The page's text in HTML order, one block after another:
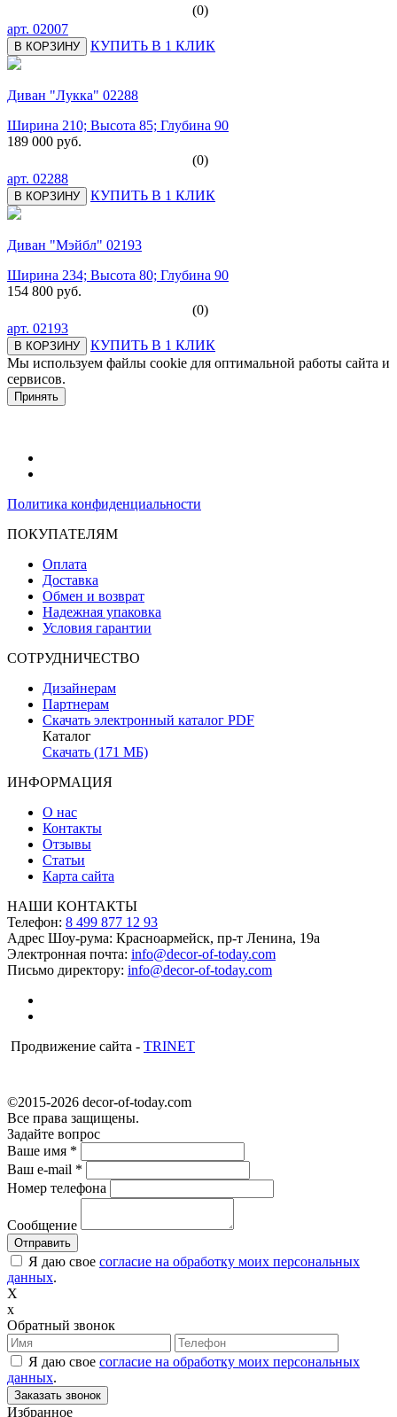
(0)
арт. 02007
В КОРЗИНУ КУПИТЬ В 1 КЛИК
Диван "Лукка" 02288
Ширина 210; Высота 85; Глубина 90
189 000 руб.
(0)
арт. 02288
В КОРЗИНУ КУПИТЬ В 1 КЛИК
Диван "Мэйбл" 02193
Ширина 234; Высота 80; Глубина 90
154 800 руб.
(0)
арт. 02193
В КОРЗИНУ
КУПИТЬ В 1 КЛИК
Мы используем файлы cookie для оптимальной работы сайта и
сервисов.
Принять
Политика конфиденциальности
ПОКУПАТЕЛЯМ
Оплата
Доставка
Обмен и возврат
Надежная упаковка
Условия гарантии
СОТРУДНИЧЕСТВО
Дизайнерам
Партнерам
Скачать электронный каталог PDF
Каталог
Скачать (171 МБ)
ИНФОРМАЦИЯ
О нас
Контакты
Отзывы
Статьи
Карта сайта
НАШИ КОНТАКТЫ
Телефон: 8 499 877 12 93
Адрес Шоу-рума: Красноармейск, пр-т Ленина, 19а
Электронная почта: info@decor-of-today.com
Письмо директору: info@decor-of-today.com
Продвижение сайта - TRINET
©2015-2026 decor-of-today.com
Все права защищены.
Задайте вопрос
Ваше имя *
Ваш e-mail *
Номер телефона
Сообщение
Я даю свое согласие на обработку моих персональных
данных.
X
x
Обратный звонок
Я даю свое согласие на обработку моих персональных
данных.
Избранное